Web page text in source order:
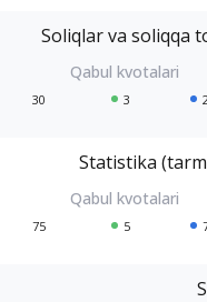
Soliqlar va soliqqa
30 3
Statistika
75 5